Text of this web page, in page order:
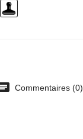
Commentaires (0)